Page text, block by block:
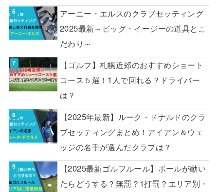
アーニー・エルスのクラブセッティング
2025最新～ビッグ・イージーの道具とこ
だわり～
【ゴルフ】札幌近郊のおすすめショート
コース５選！1人で回れる？ドライバー
は？
【2025年最新】ルーク・ドナルドのクラ
ブセッティングまとめ！アイアン＆ウェ
ッジの名手が選んだクラブは？
【2025最新ゴルフルール】ボールが動い
たらどうする？無罰？1打罰？エリア別・